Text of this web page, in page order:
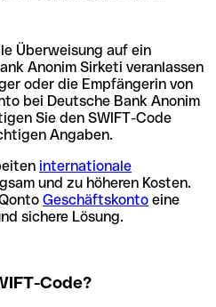
Überweisung auf ein
Anonim Sirketi veranlassen
oder die Empfängerin von
bei Deutsche Bank Anonim
Sie den SWIFT-Code
Angaben.
internationale
und zu höheren Kosten.
Geschäftskonto eine
sichere Lösung.
Code?